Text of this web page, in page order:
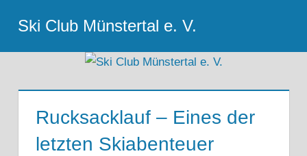
Inhalt
springen
Ski Club Münstertal e. V.
Rucksacklauf – Eines der
letzten Skiabenteuer